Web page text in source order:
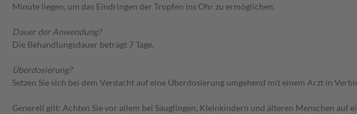
Minute liegen, um das Eindringen der Tropfen ins Ohr zu ermöglichen.
Dauer der Anwendung?
Die Behandlungsdauer beträgt 7 Tage.
Überdosierung?
Setzen Sie sich bei dem Verdacht auf eine Überdosierung umgehend mit einem Arzt in
Generell gilt: Achten Sie vor allem bei Säuglingen, Kleinkindern und älteren Menschen